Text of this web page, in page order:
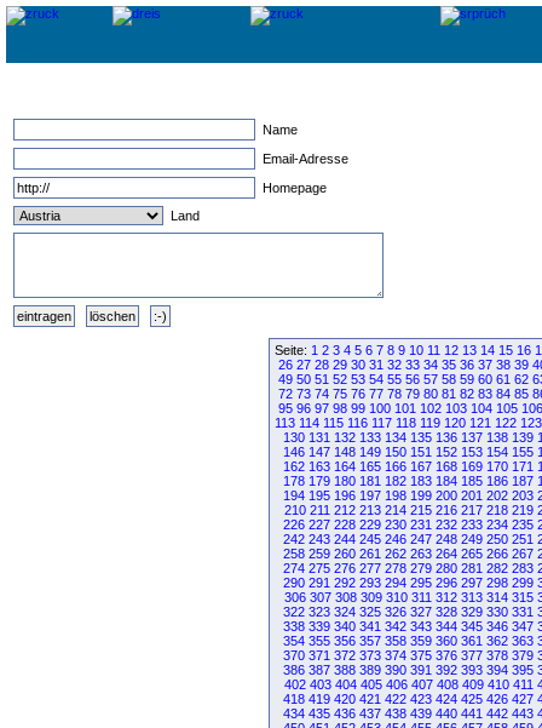
Name
Email-Adresse
Homepage
Land
Seite: 1 2 3 4 5 6 7 8 9 10 11 12 13 14 15 16
26 27 28 29 30 31 32 33 34 35 36 37 38 39
49 50 51 52 53 54 55 56 57 58 59 60 61 62
72 73 74 75 76 77 78 79 80 81 82 83 84 85
95 96 97 98 99 100 101 102 103 104 105 106
113 114 115 116 117 118 119 120 121 122 123
130 131 132 133 134 135 136 137 138 139
146 147 148 149 150 151 152 153 154 155
162 163 164 165 166 167 168 169 170 171
178 179 180 181 182 183 184 185 186 187
194 195 196 197 198 199 200 201 202 203
210 211 212 213 214 215 216 217 218 219
226 227 228 229 230 231 232 233 234 235
242 243 244 245 246 247 248 249 250 251
258 259 260 261 262 263 264 265 266 267
274 275 276 277 278 279 280 281 282 283
290 291 292 293 294 295 296 297 298 299
306 307 308 309 310 311 312 313 314 315
322 323 324 325 326 327 328 329 330 331
338 339 340 341 342 343 344 345 346 347
354 355 356 357 358 359 360 361 362 363
370 371 372 373 374 375 376 377 378 379
386 387 388 389 390 391 392 393 394 395
402 403 404 405 406 407 408 409 410 411
418 419 420 421 422 423 424 425 426 427
434 435 436 437 438 439 440 441 442 443